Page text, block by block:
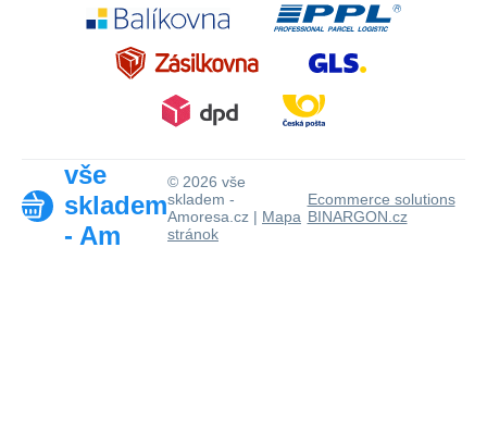
vše
skladem
- Am
© 2026 vše
skladem -
Amoresa.cz | Mapa
stránok
Ecommerce solutions
BINARGON.cz